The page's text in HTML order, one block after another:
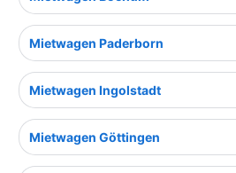
Mietwagen Paderborn
Mietwagen Ingolstadt
Mietwagen Göttingen